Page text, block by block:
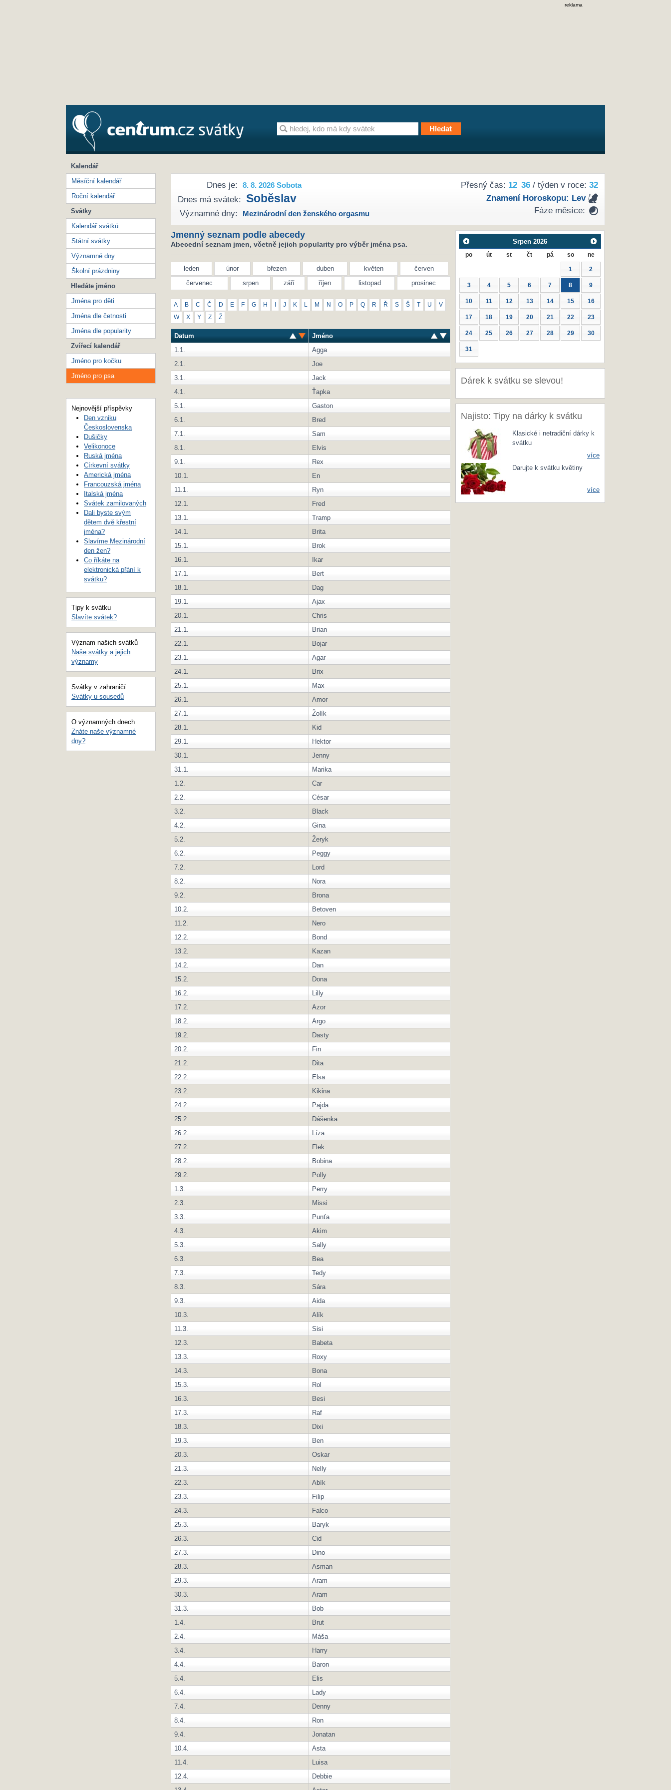
reklama
Přesný čas: 12 36/ týden v roce: 32
Znamení Horoskopu: Lev
Fáze měsíce:
Dnes je: 8. 8. 2026 Sobota
Dnes má svátek: Soběslav
Významné dny: Mezinárodní den ženského orgasmu
Jmenný seznam podle abecedy
Abecední seznam jmen, včetně jejich popularity pro výběr jména psa.
leden únor březen duben květen
červen
červenec
srpen září říjen listopad prosinec
A B C Č D E F G H J K M N O P Q R Ř S Š T U V
W X Y Z Ž
Datum
Jméno
1.1.
Agga
2.1.
Joe
3.1.
Jack
4.1.
Ťapka
5.1.
Gaston
6.1.
Bred
7.1.
Sam
8.1.
Elvis
9.1.
Rex
10.1.
En
11.1.
Ryn
12.1.
Fred
13.1.
Tramp
14.1.
Brita
15.1.
Brok
16.1.
Ikar
17.1.
Bert
18.1.
Dag
19.1.
Ajax
20.1.
Chris
21.1.
Brian
22.1.
Bojar
23.1.
Agar
24.1.
Brix
25.1.
Max
26.1.
Amor
27.1.
Žolík
28.1.
Kid
29.1.
Hektor
30.1.
Jenny
31.1.
Marika
1.2.
Car
2.2.
César
3.2.
Black
4.2.
Gina
5.2.
Žeryk
6.2.
Peggy
7.2.
Lord
8.2.
Nora
9.2.
Brona
10.2.
Betoven
11.2.
Nero
12.2.
Bond
13.2.
Kazan
14.2.
Dan
15.2.
Dona
16.2.
Lilly
17.2.
Azor
18.2.
Argo
19.2.
Dasty
20.2.
Fin
21.2.
Dita
22.2.
Elsa
23.2.
Kikina
24.2.
Pajda
25.2.
Dášenka
26.2.
Líza
27.2.
Flek
28.2.
Bobina
29.2.
Polly
1.3.
Perry
2.3.
Missi
3.3.
Punťa
4.3.
Akim
5.3.
Sally
6.3.
Bea
7.3.
Tedy
8.3.
Sára
9.3.
Aida
10.3.
Alík
11.3.
Sisi
12.3.
Babeta
13.3.
Roxy
14.3.
Bona
15.3.
Rol
16.3.
Besi
17.3.
Raf
18.3.
Dixi
19.3.
Ben
20.3.
Oskar
21.3.
Nelly
22.3.
Abík
23.3.
Filip
24.3.
Falco
25.3.
Baryk
26.3.
Cid
27.3.
Dino
28.3.
Asman
29.3.
Aram
30.3.
Aram
31.3.
Bob
1.4.
Brut
2.4.
Máša
3.4.
Harry
4.4.
Baron
5.4.
Elis
6.4.
Lady
7.4.
Denny
8.4.
Ron
9.4.
Jonatan
10.4.
Asta
11.4.
Luisa
12.4.
Debbie
Srpen 2026
po út st čt pá so ne
1 2
3 4 5 6 7 8 9
10 11 12 13 14 15 16
17 18 19 20 21 22 23
24 25 26 27 28 29 30
31
Dárek k svátku se slevou!
Najisto: Tipy na dárky k svátku
Klasické i netradiční dárky k
svátku
více
Darujte k svátku květiny
více
Kalendář
Měsíční kalendář
Roční kalendář
Svátky
Kalendář svátků
Státní svátky
Významné dny
Školní prázdniny
Hledáte jméno
Jména pro děti
Jména dle četnosti
Jména dle popularity
Zvířecí kalendář
Jméno pro kočku
Jméno pro psa
Nejnovější příspěvky
Den vzniku
Československa
Dušičky
Velikonoce
Ruská jména
Církevní svátky
Americká jména
Francouzská jména
Italská jména
Svátek zamilovaných
Dali byste svým
dětem dvě křestní
jména?
Slavíme Mezinárodní
den žen?
Co říkáte na
elektronická přání k
svátku?
Tipy k svátku
Slavíte svátek?
Význam našich svátků
Naše svátky a jejich
významy
Svátky v zahraničí
Svátky u sousedů
O významných dnech
Znáte naše významné
dny?